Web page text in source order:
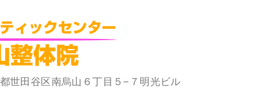
世田谷区南烏山６丁目５−７明光ビル